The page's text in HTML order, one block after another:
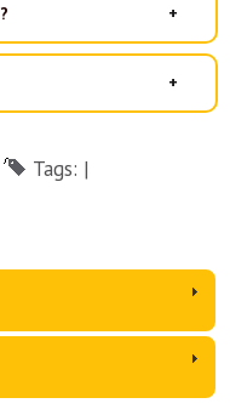
Tags: |